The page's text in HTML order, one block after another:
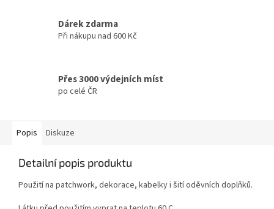
Dárek zdarma
Při nákupu nad 600 Kč
Přes 3000 výdejních míst
po celé ČR
Popis Diskuze
Detailní popis produktu
Použití na patchwork, dekorace, kabelky i šití oděvních doplňků.